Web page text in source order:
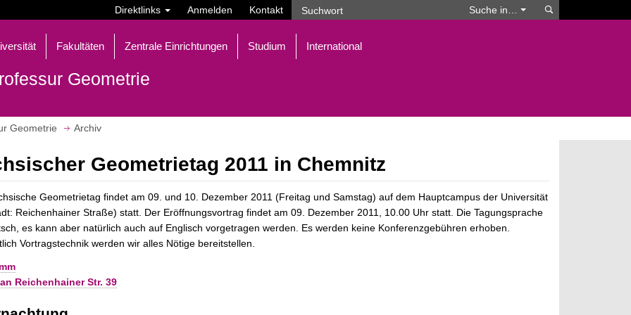
Direktlinks Anmelden Kontakt Suche in…
Fakultäten Zentrale Einrichtungen Studium International
Geometrie
Geometrie Archiv
Geometrietag 2011 in Chemnitz
Geometrietag findet am 09. und 10. Dezember 2011 (Freitag und Samstag) auf dem Hauptcampus der Universität
Reichenhainer Straße) statt. Der Eröffnungsvortrag findet am 09. Dezember 2011, 10.00 Uhr statt. Die Tagungsprache
es kann aber natürlich auch auf Englisch vorgetragen werden. Es werden keine Konferenzgebühren erhoben.
Vortragstechnik werden wir alles Nötige bereitstellen.
Reichenhainer Str. 39